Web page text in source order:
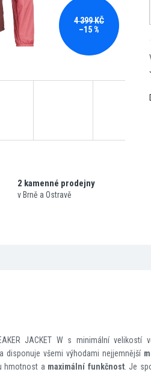
4 399 KČ
–15 %
2 kamenné prodejny
v Brně a Ostravě
JACKET W s minimální
a disponuje všemi výhodami nejjemnější
hmotnost a maximální funkčnost. Je